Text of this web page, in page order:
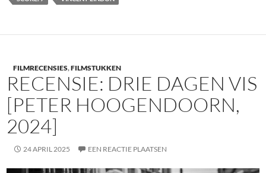
FILMRECENSIES,FILMSTUKKEN
RECENSIE: DRIE DAGEN VIS
[PETER HOOGENDOORN,
2024]
24 APRIL 2025 EEN REACTIE PLAATSEN